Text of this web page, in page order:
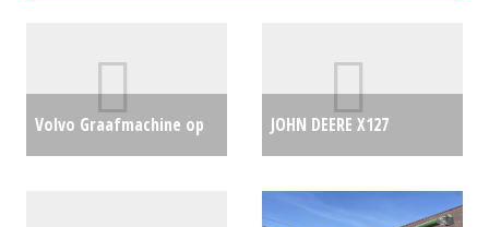
Volvo Graafmachine op
JOHN DEERE X127
#692669
€4080